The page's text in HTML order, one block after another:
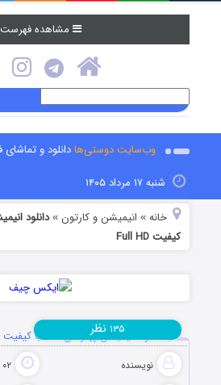
مشاهده فهرست
وب‌سایت دوستی‌هادانلود و تماشای
شنبه ۱۷ مرداد ۱۴۰۵
خانه » انیمیشن و کارتون »
کیفیت Full HD
دانلود انیمیشن پهلوانان ۱۴۰۱ با کیفیت Full HD
نویسنده ۰۲ فروردین ۱۴۰۱
۱۳۵ نظر